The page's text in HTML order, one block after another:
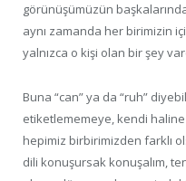
görünüşümüzün
aynı zamanda her birimizin
yalnızca o kişi olan bir şey
Buna “can” ya da “ruh”
etiketlememeye, kendi
hepimiz birbirimizden farklı
dili konuşursak konuşalım,